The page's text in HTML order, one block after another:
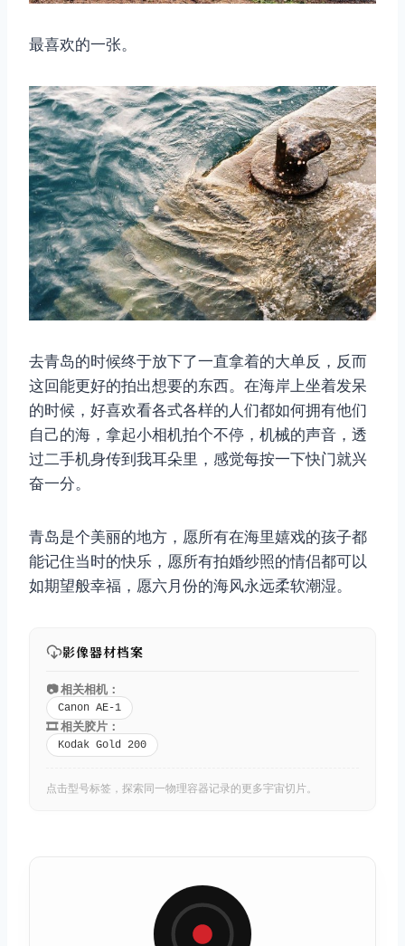
最喜欢的一张。
去青岛的时候终于放下了一直拿着的大单反，反而
这回能更好的拍出想要的东西。在海岸上坐着发呆
的时候，好喜欢看各式各样的人们都如何拥有他们
自己的海，拿起小相机拍个不停，机械的声音，透
过二手机身传到我耳朵里，感觉每按一下快门就兴
奋一分。
青岛是个美丽的地方，愿所有在海里嬉戏的孩子都
能记住当时的快乐，愿所有拍婚纱照的情侣都可以
如期望般幸福，愿六月份的海风永远柔软潮湿。
影像器材档案
📷 相关相机：
Canon AE-1
🎞️ 相关胶片：
Kodak Gold 200
点击型号标签，探索同一物理容器记录的更多宇宙切片。
取消 搜索